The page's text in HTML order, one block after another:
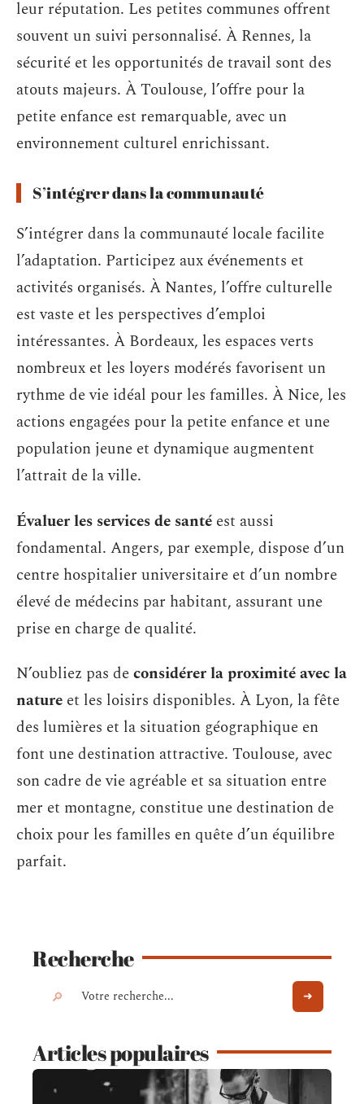
leur réputation. Les petites communes offrent
souvent un suivi personnalisé. À Rennes, la
sécurité et les opportunités de travail sont des
atouts majeurs. À Toulouse, l’offre pour la
petite enfance est remarquable, avec un
environnement culturel enrichissant.
S’intégrer dans la communauté
S’intégrer dans la communauté locale facilite
l’adaptation. Participez aux événements et
activités organisés. À Nantes, l’offre culturelle
est vaste et les perspectives d’emploi
intéressantes. À Bordeaux, les espaces verts
nombreux et les loyers modérés favorisent un
rythme de vie idéal pour les familles. À Nice, les
actions engagées pour la petite enfance et une
population jeune et dynamique augmentent
l’attrait de la ville.
Évaluer les services de santé est aussi
fondamental. Angers, par exemple, dispose d’un
centre hospitalier universitaire et d’un nombre
élevé de médecins par habitant, assurant une
prise en charge de qualité.
N’oubliez pas deconsidérer la proximité avec la
nature et les loisirs disponibles. À Lyon, la fête
des lumières et la situation géographique en
font une destination attractive. Toulouse, avec
son cadre de vie agréable et sa situation entre
mer et montagne, constitue une destination de
choix pour les familles en quête d’un équilibre
parfait.
Recherche
Articles populaires